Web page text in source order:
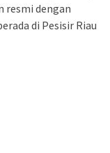
resmi dengan
di Pesisir Riau